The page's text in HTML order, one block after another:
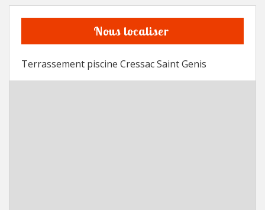
Nous localiser
Terrassement piscine Cressac Saint Genis